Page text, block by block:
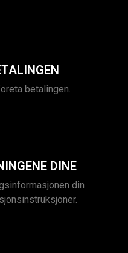
betalingen.
DINE
din